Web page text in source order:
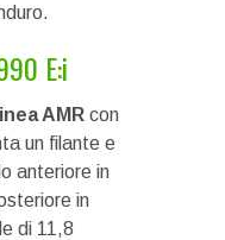
E:i
AMR con
un filante e
anteriore in
in
di 11,8